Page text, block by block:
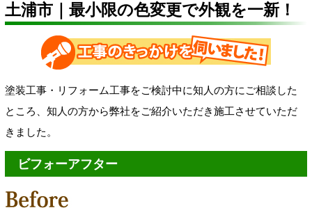
土浦市｜最小限の色変更で外観を一新！
塗装工事・リフォーム工事をご検討中に知人の方にご相談した
ところ、知人の方から弊社をご紹介いただき施工させていただ
きました。
ビフォーアフター